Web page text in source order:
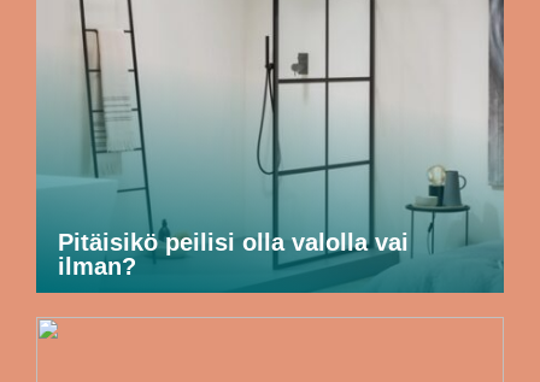
Pitäisikö peilisi olla valolla vai
ilman?